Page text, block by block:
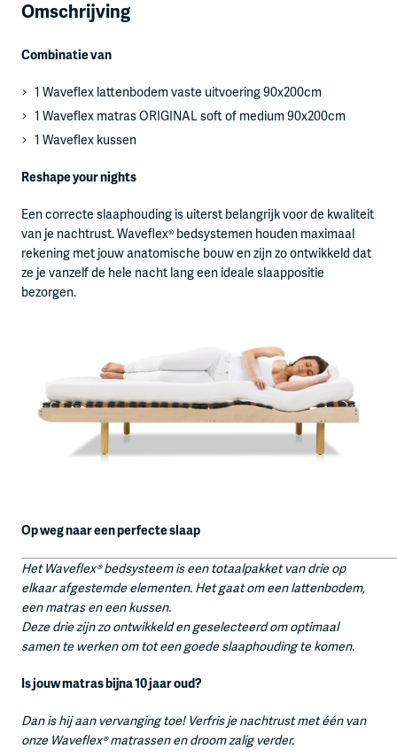
Omschrijving
Combinatie van
1 Waveflex lattenbodem vaste uitvoering 90x200cm
1 Waveflex matras ORIGINAL soft of medium 90x200cm
1 Waveflex kussen
Reshape your nights
Een correcte slaaphouding is uiterst belangrijk voor de kwaliteit
van je nachtrust. Waveflex® bedsystemen houden maximaal
rekening met jouw anatomische bouw en zijn zo ontwikkeld dat
ze je vanzelf de hele nacht lang een ideale slaappositie
bezorgen.
Op weg naar een perfecte slaap
Het Waveflex® bedsysteem is een totaalpakket van drie op
elkaar afgestemde elementen. Het gaat om een lattenbodem,
een matras en een kussen.
Deze drie zijn zo ontwikkeld en geselecteerd om optimaal
samen te werken om tot een goede slaaphouding te komen.
Is jouw matras bijna 10 jaar oud?
Dan is hij aan vervanging toe! Verfris je nachtrust met één van
onze Waveflex® matrassen en droom zalig verder.